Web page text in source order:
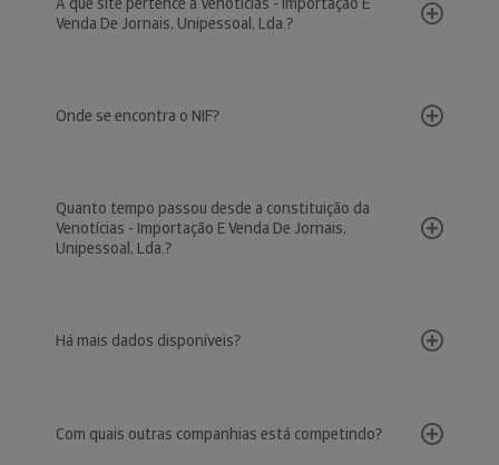
Venda De Jornais, Unipessoal, Lda.?
Onde se encontra o NIF?
Quanto tempo passou desde a constituição da
Venotícias - Importação E Venda De Jornais,
Unipessoal, Lda.?
Há mais dados disponíveis?
Com quais outras companhias está competindo?